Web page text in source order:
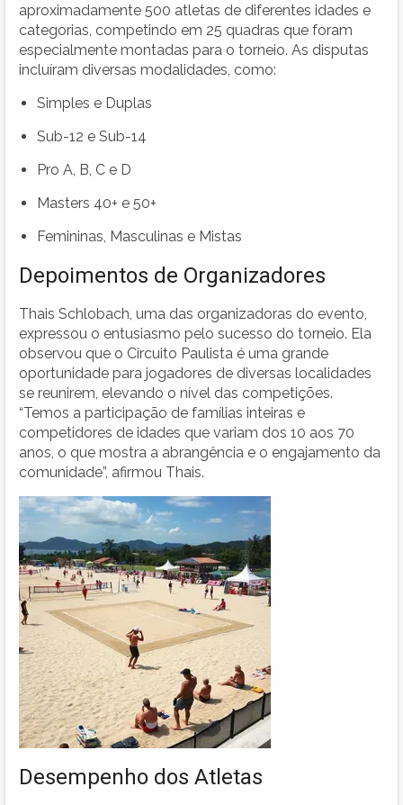
aproximadamente 500 atletas de diferentes idades e
categorias, competindo em 25 quadras que foram
especialmente montadas para o torneio. As disputas
incluíram diversas modalidades, como:
Simples e Duplas
Sub-12 e Sub-14
Pro A, B, C e D
Masters 40+ e 50+
Femininas, Masculinas e Mistas
Depoimentos de Organizadores
Thais Schlobach, uma das organizadoras do evento,
expressou o entusiasmo pelo sucesso do torneio. Ela
observou que o Circuito Paulista é uma grande
oportunidade para jogadores de diversas localidades
se reunirem, elevando o nível das competições.
“Temos a participação de famílias inteiras e
competidores de idades que variam dos 10 aos 70
anos, o que mostra a abrangência e o engajamento da
comunidade”, afirmou Thais.
Desempenho dos Atletas